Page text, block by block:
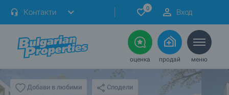
Контакти 0 Вход
оценка продай меню
Добави в любими Сподели